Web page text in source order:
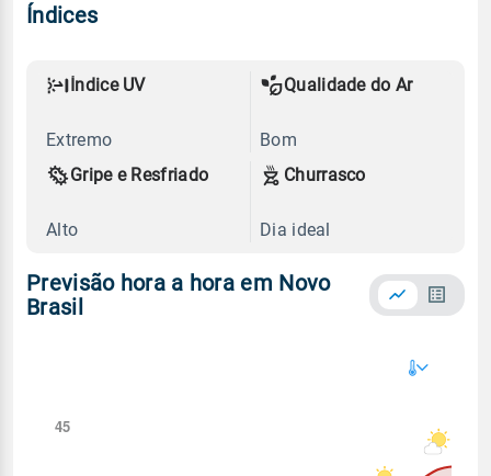
Índices
Índice UV
Extremo
Qualidade do Ar
Bom
Gripe e Resfriado
Alto
Churrasco
Dia ideal
Previsão hora a hora em Novo
Brasil